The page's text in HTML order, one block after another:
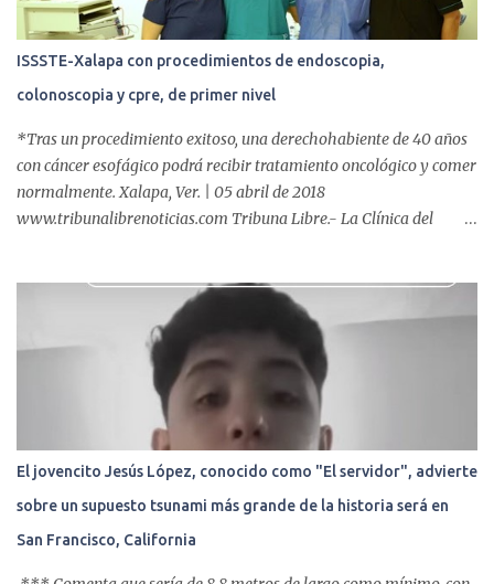
ISSSTE-Xalapa con procedimientos de endoscopia,
colonoscopia y cpre, de primer nivel
*Tras un procedimiento exitoso, una derechohabiente de 40 años
con cáncer esofágico podrá recibir tratamiento oncológico y comer
normalmente. Xalapa, Ver. | 05 abril de 2018
www.tribunalibrenoticias.com Tribuna Libre.- La Clínica del
incluyen endoscopia, colonoscopia y colangiopancreatografía
retrógrada endoscópica (CPRE), con equipo de alta tecnología de
videoendoscopia gástrica y con especialistas certificados. Además
se cuenta con endoscopios de última tecnología que permiten
diagnósticos con mayor certeza y sin dolor para el paciente, a
través de la atención de un equipo de profesionales
multidisciplinario: tres endoscopistas, anestesiólogo y personal
auxiliar y de enfermería. En esta semana, se realizó un nuevo caso
de éxito, pues a través de la colocación de un stent metálico
esofágico, una derechohabiente con un tumor en el ...
El jovencito Jesús López, conocido como "El servidor", advierte
sobre un supuesto tsunami más grande de la historia será en
San Francisco, California